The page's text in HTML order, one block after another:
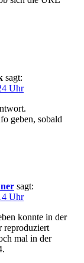
sagt:
Uhr
geben, sobald
sagt:
Uhr
konnte in der
reproduziert
mal in der